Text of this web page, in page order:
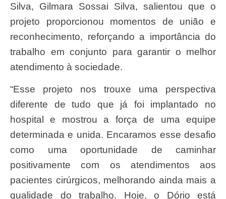
Silva, Gilmara Sossai Silva, salientou que o
projeto proporcionou momentos de união e
reconhecimento, reforçando a importância do
trabalho em conjunto para garantir o melhor
atendimento à sociedade.
“Esse projeto nos trouxe uma perspectiva
diferente de tudo que já foi implantado no
hospital e mostrou a força de uma equipe
determinada e unida. Encaramos esse desafio
como uma oportunidade de caminhar
positivamente com os atendimentos aos
pacientes cirúrgicos, melhorando ainda mais a
qualidade do trabalho. Hoje, o Dório está